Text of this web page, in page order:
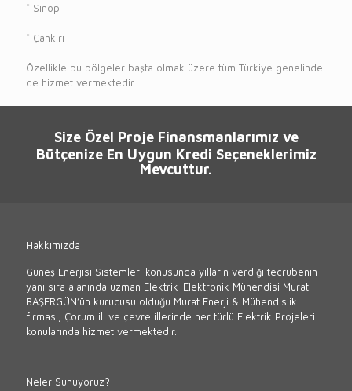
* Sinop
* Çankırı
Özellikle bu bölgeler başta olmak üzere tüm Türkiye genelinde
de hizmet vermektedir.
Size Özel Proje Finansmanlarımız ve
Bütçenize En Uygun Kredi Seçeneklerimiz
Mevcuttur.
Hakkımızda
Güneş Enerjisi Sistemleri konusunda yılların verdiği tecrübenin
yanı sıra alanında uzman Elektrik-Elektronik Mühendisi Murat
BAŞERGÜN’ün kurucusu olduğu Murat Enerji & Mühendislik
firması, Çorum ili ve çevre illerinde her türlü Elektrik Projeleri
konularında hizmet vermektedir.
Neler Sunuyoruz?